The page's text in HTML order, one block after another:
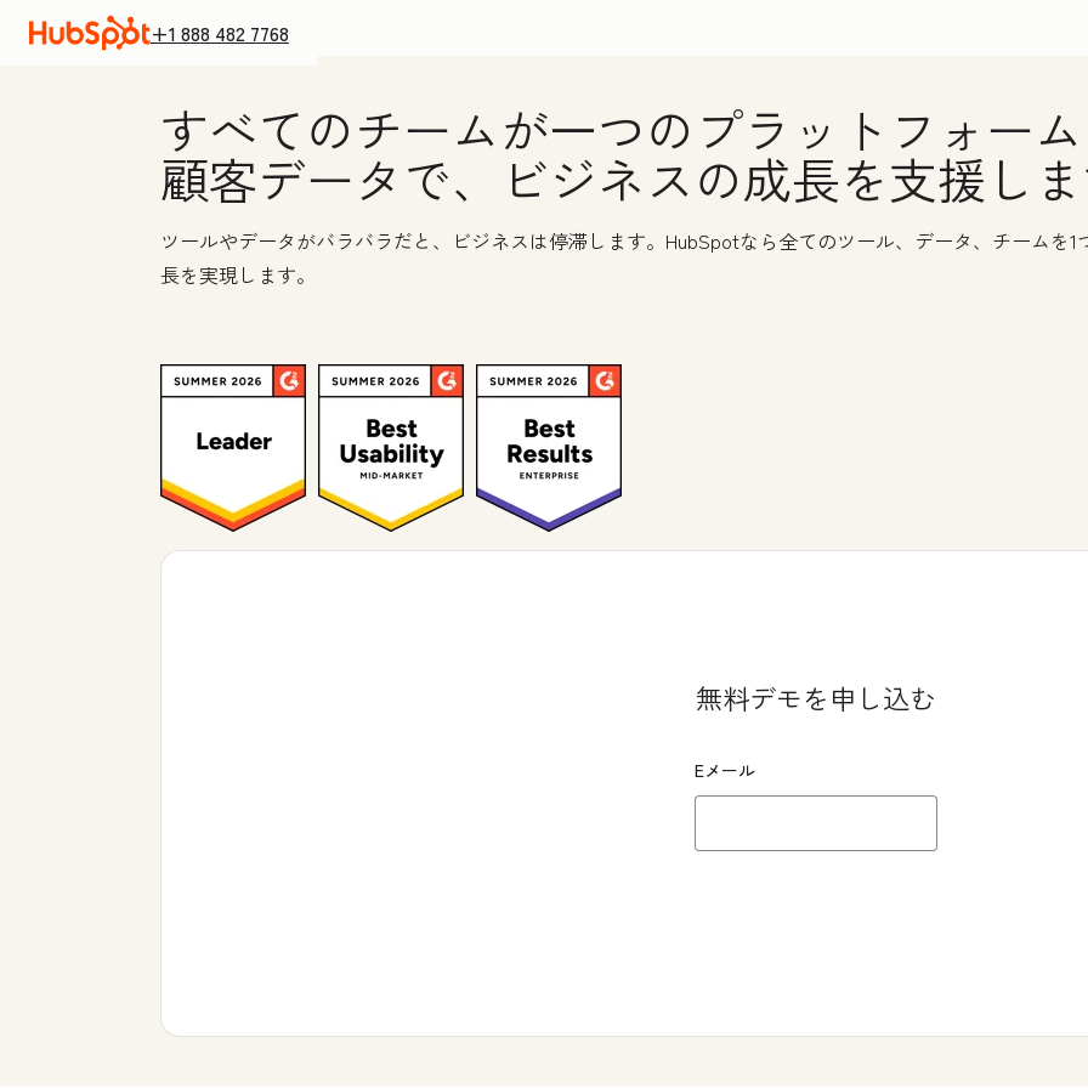
+1 888 482 7768
すべてのチームが一つのプラットフォー
顧客データで、ビジネスの成長を支援し
ツールやデータがバラバラだと、ビジネスは停滞します。HubSpotなら全てのツール、データ、チームを
長を実現します。
無料デモを申し込む
Eメール